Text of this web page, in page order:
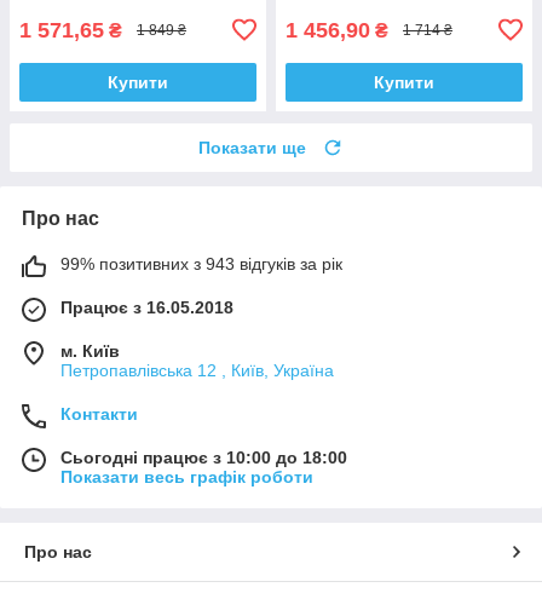
1 571,65 ₴ 1 849 ₴
Купити
1 456,90 ₴ 1 714 ₴
Купити
Показати ще
Про нас
99% позитивних з 943 відгуків за рік
Працює з 16.05.2018
м. Київ
Петропавлівська 12 , Київ, Україна
Контакти
Сьогодні працює з 10:00 до 18:00
Показати весь графік роботи
Про нас